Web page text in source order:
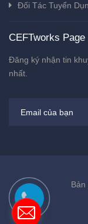
Đối Tác Tuyển
CEFTworks Page
Đăng ký nhận tin
nhất.
Bản